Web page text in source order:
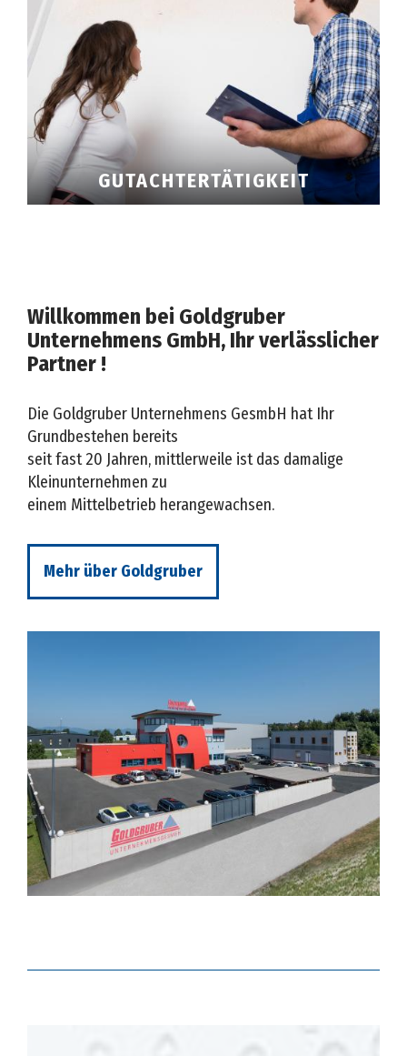
GUTACHTERTÄTIGKEIT
Willkommen bei Goldgruber
Unternehmens GmbH, Ihr verlässlicher
Partner !
Die Goldgruber Unternehmens GesmbH hat Ihr
Grundbestehen bereits
seit fast 20 Jahren, mittlerweile ist das damalige
Kleinunternehmen zu
einem Mittelbetrieb herangewachsen.
Mehr über Goldgruber